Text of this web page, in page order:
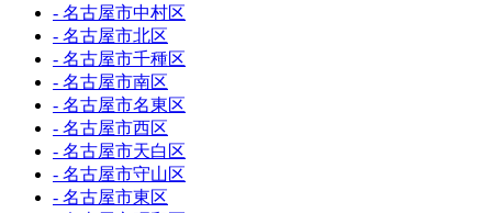
- 名古屋市中村区
- 名古屋市北区
- 名古屋市千種区
- 名古屋市南区
- 名古屋市名東区
- 名古屋市西区
- 名古屋市天白区
- 名古屋市守山区
- 名古屋市東区